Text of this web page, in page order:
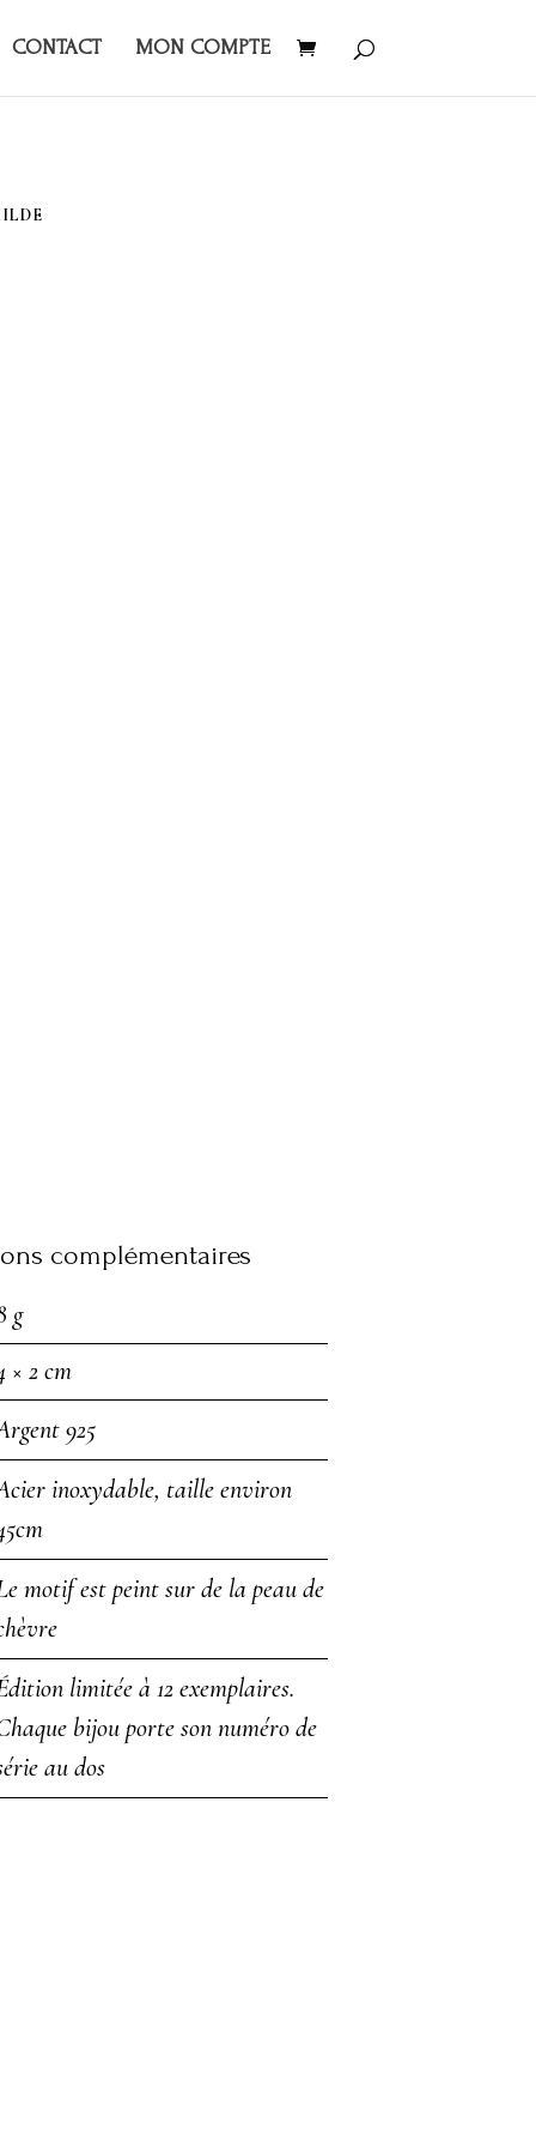
CONTACT MON COMPTE
complémentaires
g
× 2 cm
925
inoxydable, taille environ
motif est peint sur de la peau de
limitée à 12 exemplaires.
bijou porte son numéro de
au dos